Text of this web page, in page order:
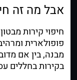
אבל מה זה
חיפוי קירות
פופולארית
מבנה, בין אם
בקירות בחללים